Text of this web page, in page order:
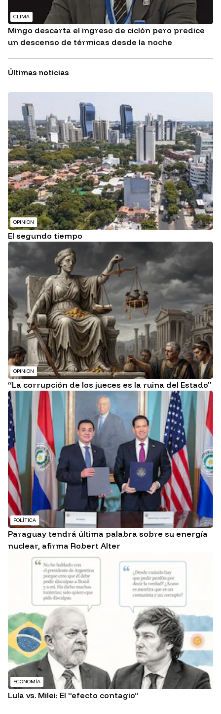
CLIMA
Mingo descarta el ingreso de ciclón pero predice
un descenso de térmicas desde la noche
Últimas noticias
OPINION
El segundo tiempo
OPINION
“La corrupción de los jueces es la ruina del Estado”
POLÍTICA
Paraguay tendrá última palabra sobre su energía
nuclear, afirma Robert Alter
ECONOMÍA
Lula vs. Milei: El “efecto contagio”